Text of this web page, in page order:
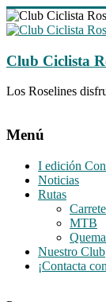
Saltar
al
Club Ciclista
Los Roselines
Menú
I edición
Noticias
Rutas
MTB
Nuestro Club
¡Contacta